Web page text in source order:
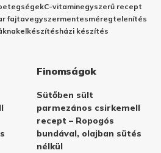
C-vitaminegyszerű recept
fajtavegyszermentesméregtelenítés
elkészítésházi készítés
Finomságok
Sütőben sült
parmezános csirkemell
recept – Ropogós
bundával, olajban sütés
nélkül